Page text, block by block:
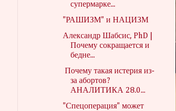
супермарке...
"РАШИЗМ" и НАЦИЗМ
Александр Шабсис, PhD |
Почему сокращается и
бедне...
Почему такая истерия из-
за абортов?
АНАЛИТИКА 28.0...
"Спецоперация" может